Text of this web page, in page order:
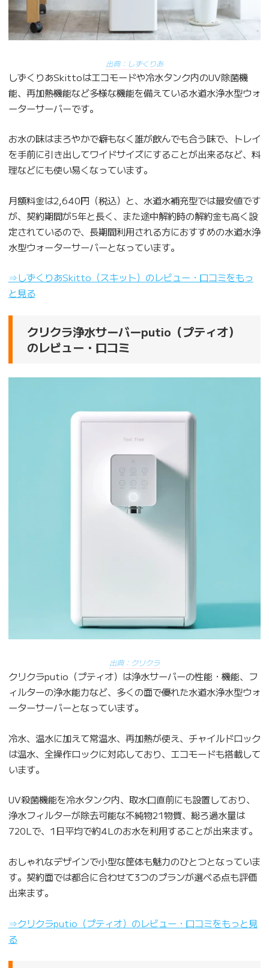
出典：しずくりあ
しずくりあSkittoはエコモードや冷水タンク内のUV除菌機
能、再加熱機能など多様な機能を備えている水道水浄水型ウォ
ーターサーバーです。
お水の味はまろやかで癖もなく誰が飲んでも合う味で、トレイ
を手前に引き出してワイドサイズにすることが出来るなど、料
理などにも使い易くなっています。
月額料金は2,640円（税込）と、水道水補充型では最安値です
が、契約期間が5年と長く、また途中解約時の解約金も高く設
定されているので、長期間利用される方におすすめの水道水浄
水型ウォーターサーバーとなっています。
⇒しずくりあSkitto（スキット）のレビュー・口コミをもっ
と見る
クリクラ浄水サーバーputio（プティオ）
のレビュー・口コミ
出典：クリクラ
クリクラputio（プティオ）は浄水サーバーの性能・機能、フ
ィルターの浄水能力など、多くの面で優れた水道水浄水型ウォ
ーターサーバーとなっています。
冷水、温水に加えて常温水、再加熱が使え、チャイルドロック
は温水、全操作ロックに対応しており、エコモードも搭載して
います。
UV殺菌機能を冷水タンク内、取水口直前にも設置しており、
浄水フィルターが除去可能な不純物21物質、総ろ過水量は
720Lで、1日平均で約4Lのお水を利用することが出来ます。
おしゃれなデザインで小型な筐体も魅力のひとつとなっていま
す。契約面では都合に合わせて3つのプランが選べる点も評価
出来ます。
⇒クリクラputio（プティオ）のレビュー・口コミをもっと見
る